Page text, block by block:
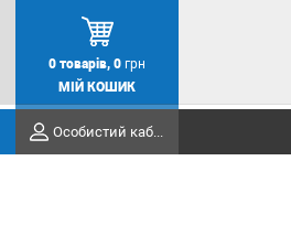
0 товарів, 0 грн
МІЙ КОШИК
Особистий кабінет